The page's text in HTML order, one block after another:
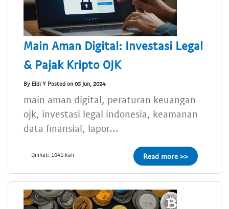
Main Aman Digital: Investasi Legal
& Pajak Kripto OJK
By Eldi Y Posted on 05 Jun, 2024
main aman digital, peraturan keuangan
ojk, investasi legal indonesia, keamanan
data finansial, lapor...
Dilihat: 1041 kali Read more >>